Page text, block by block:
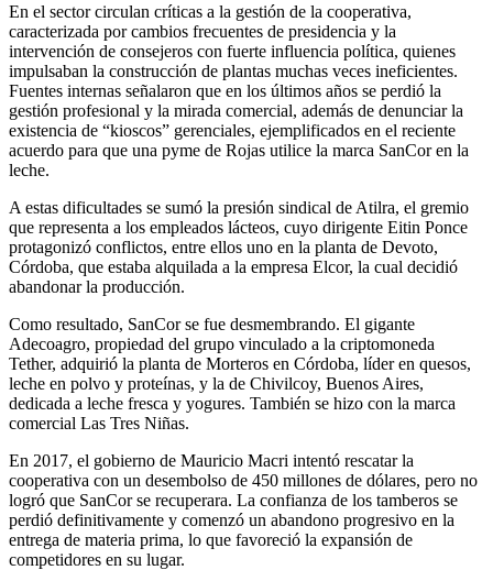
En el sector circulan críticas a la gestión de la cooperativa,
caracterizada por cambios frecuentes de presidencia y la
intervención de consejeros con fuerte influencia política, quienes
impulsaban la construcción de plantas muchas veces ineficientes.
Fuentes internas señalaron que en los últimos años se perdió la
gestión profesional y la mirada comercial, además de denunciar la
existencia de “kioscos” gerenciales, ejemplificados en el reciente
acuerdo para que una pyme de Rojas utilice la marca SanCor en la
leche.
A estas dificultades se sumó la presión sindical de Atilra, el gremio
que representa a los empleados lácteos, cuyo dirigente Eitin Ponce
protagonizó conflictos, entre ellos uno en la planta de Devoto,
Córdoba, que estaba alquilada a la empresa Elcor, la cual decidió
abandonar la producción.
Como resultado, SanCor se fue desmembrando. El gigante
Adecoagro, propiedad del grupo vinculado a la criptomoneda
Tether, adquirió la planta de Morteros en Córdoba, líder en quesos,
leche en polvo y proteínas, y la de Chivilcoy, Buenos Aires,
dedicada a leche fresca y yogures. También se hizo con la marca
comercial Las Tres Niñas.
En 2017, el gobierno de Mauricio Macri intentó rescatar la
cooperativa con un desembolso de 450 millones de dólares, pero no
logró que SanCor se recuperara. La confianza de los tamberos se
perdió definitivamente y comenzó un abandono progresivo en la
entrega de materia prima, lo que favoreció la expansión de
competidores en su lugar.